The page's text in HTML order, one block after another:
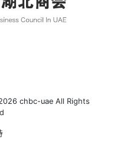
chbc-uae All Rights